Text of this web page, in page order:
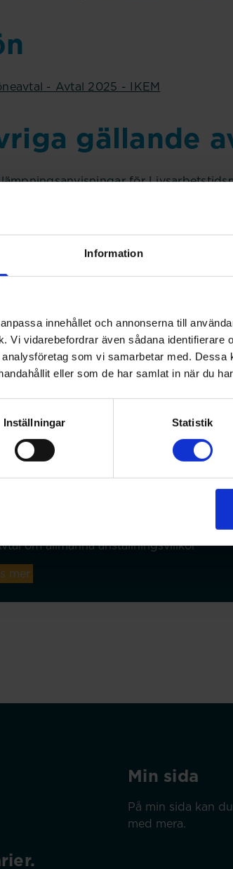
Information
innehållet och annonserna till
Vi vidarebefordrar även sådana identifierare
som vi samarbetar med. Dessa
eller som de har samlat in när du
Inställningar Statistik
- Avtal 2025 - IKEM
gällande
för
om riktlinjer för arbetsmiljöfrågor
du är jobbar på ett företag som har
försäkringar
arbetsskada
föräldraledighet
dödsfall
försäkringar
(Industrins och handelns
(Trygghetsförsäkring vid arbetsskada)
om allmänna anställningsvillkor
mer
Min sida
På min sida kan
med mera.